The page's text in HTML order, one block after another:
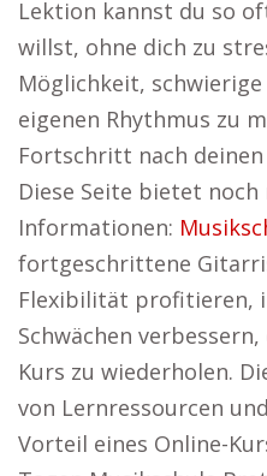
Lektion kannst du so
willst, ohne dich zu
Möglichkeit,
eigenen Rhythmus zu
Fortschritt nach
Diese Seite bietet
Informationen:
fortgeschrittene
Flexibilität profitieren,
Schwächen
Kurs zu wiederholen.
von Lernressourcen
Vorteil eines Online-